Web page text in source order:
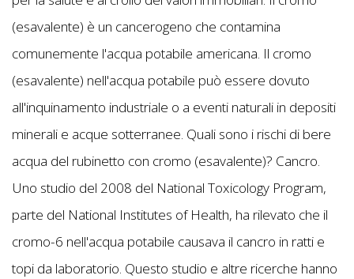
(esavalente) è un cancerogeno che contamina
comunemente l'acqua potabile americana. Il cromo
(esavalente) nell'acqua potabile può essere dovuto
all'inquinamento industriale o a eventi naturali in depositi
minerali e acque sotterranee. Quali sono i rischi di bere
acqua del rubinetto con cromo (esavalente)? Cancro.
Uno studio del 2008 del National Toxicology Program,
parte del National Institutes of Health, ha rilevato che il
cromo-6 nell'acqua potabile causava il cancro in ratti e
topi da laboratorio. Questo studio e altre ricerche hanno